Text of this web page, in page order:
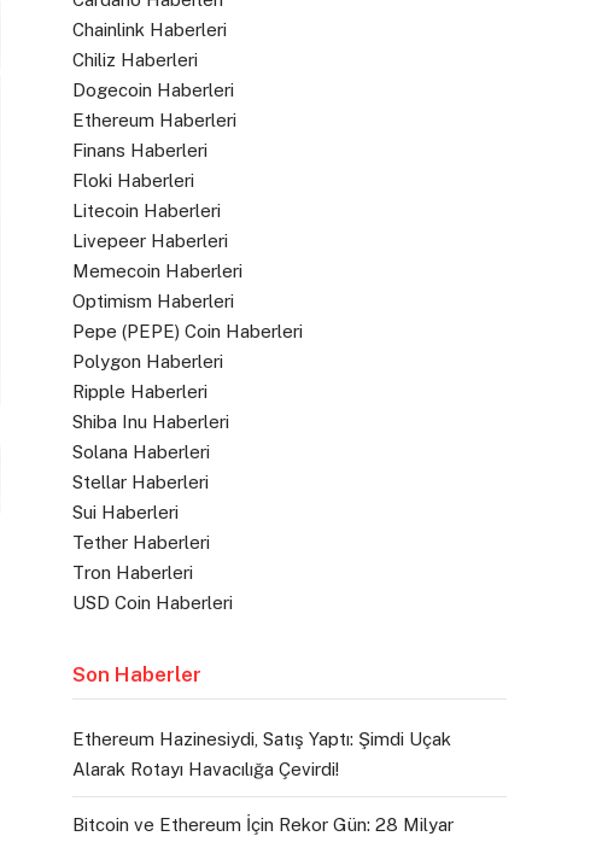
Chainlink Haberleri
Chiliz Haberleri
Dogecoin Haberleri
Ethereum Haberleri
Finans Haberleri
Floki Haberleri
Litecoin Haberleri
Livepeer Haberleri
Memecoin Haberleri
Optimism Haberleri
Pepe (PEPE) Coin Haberleri
Polygon Haberleri
Ripple Haberleri
Shiba Inu Haberleri
Solana Haberleri
Stellar Haberleri
Sui Haberleri
Tether Haberleri
Tron Haberleri
USD Coin Haberleri
Son Haberler
Ethereum Hazinesiydi, Satış Yaptı: Şimdi Uçak
Alarak Rotayı Havacılığa Çevirdi!
Bitcoin ve Ethereum İçin Rekor Gün: 28 Milyar